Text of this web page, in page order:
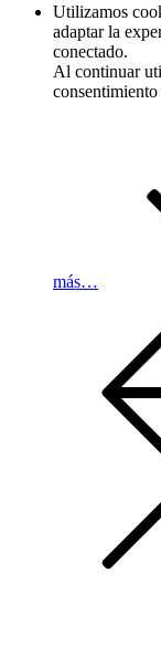
Utilizamos
adaptar la
conectado.
Al continuar
más…